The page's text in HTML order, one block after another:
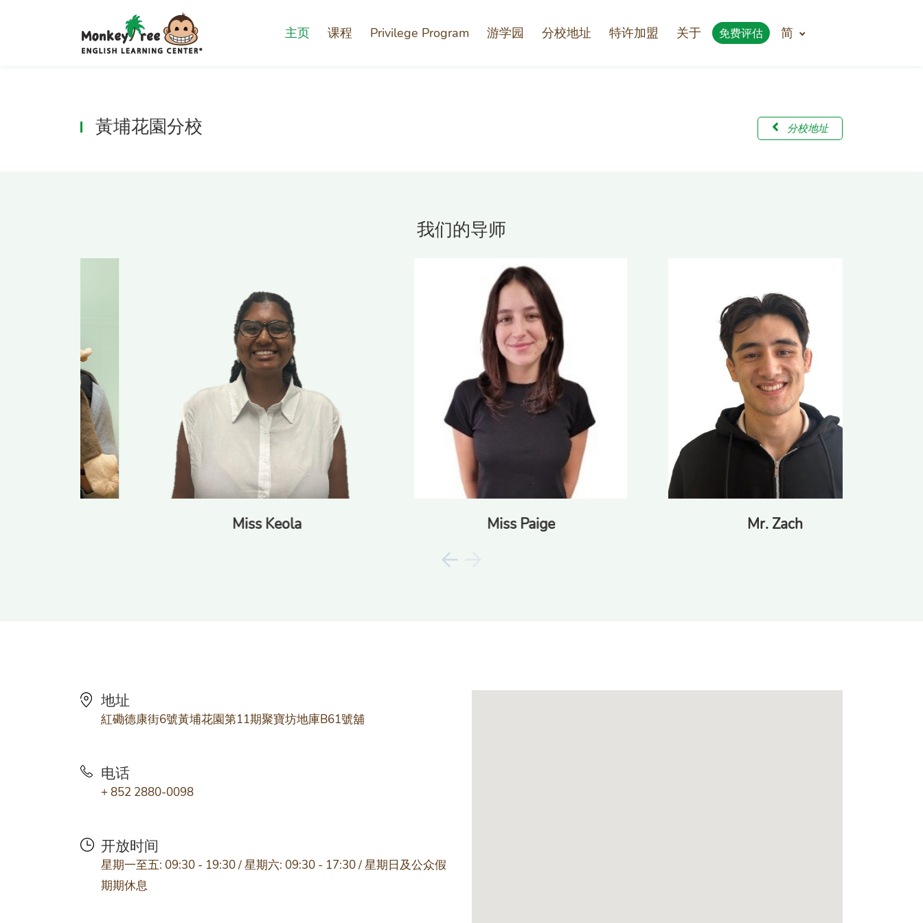
主页 课程 Privilege Program 游学园 分校地址 特许加盟 关于 免费评估 简
黃埔花園分校 分校地址
我们的导师
Miss Keola Miss Paige
地址
紅磡德康街6號黃埔花園第11期聚寶坊地庫B61號舖
电话
+ 852 2880-0098
开放时间
星期一至五: 09:30 - 19:30 / 星期六: 09:30 - 17:30 / 星期日及公众假
期期休息